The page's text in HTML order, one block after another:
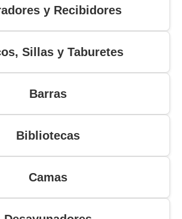
y Recibidores
Sillas y Taburetes
Barras
Bibliotecas
Camas